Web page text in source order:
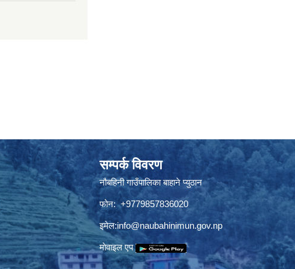
सम्पर्क विवरण
नौबहिनी गाउँपालिका बाहाने प्युठान
फोन: +9779857836020
इमेल:info@naubahinimun.gov.np
माेवाइल एप